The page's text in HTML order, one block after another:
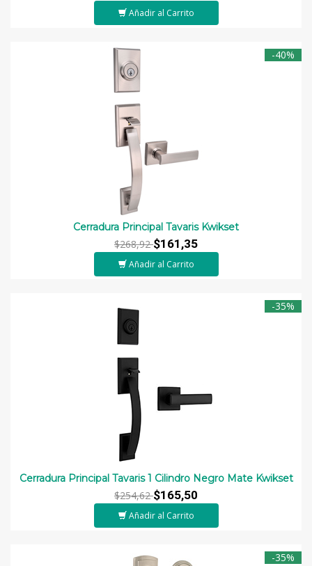
Añadir al Carrito
-40%
Cerradura Principal Tavaris Kwikset
$268,92$161,35
Añadir al Carrito
-35%
Cerradura Principal Tavaris 1 Cilindro Negro Mate Kwikset
$254,62$165,50
Añadir al Carrito
-35%